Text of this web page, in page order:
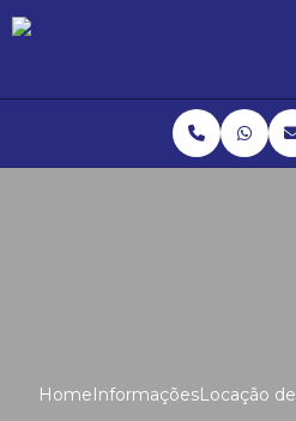
HomeInformaçõesLocação